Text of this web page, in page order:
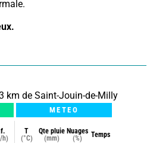
km de Saint-Jouin-de-Milly
METEO
h)
T
(°C)
Qte pluie
(mm)
Nuages
(%)
Temps